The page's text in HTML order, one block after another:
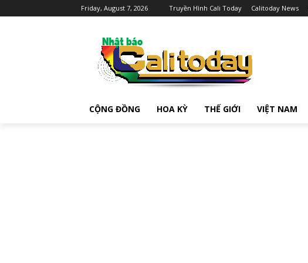
Friday, August 7, 2026 Truyền Hình Cali Today Calitoday News
CỘNG ĐỒNG HOA KỲ THẾ GIỚI VIỆT NAM